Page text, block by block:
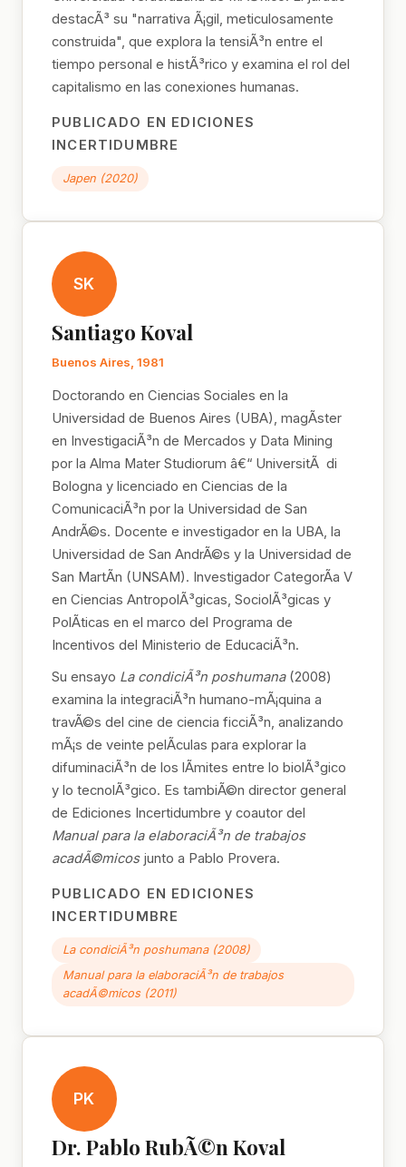
destacÃ³ su "narrativa Ã¡gil, meticulosamente
construida", que explora la tensiÃ³n entre el
tiempo personal e histÃ³rico y examina el rol del
capitalismo en las conexiones humanas.
PUBLICADO EN EDICIONES
INCERTIDUMBRE
Japen (2020)
SK
Santiago Koval
Buenos Aires, 1981
Doctorando en Ciencias Sociales en la
Universidad de Buenos Aires (UBA), magÃ­ster
en InvestigaciÃ³n de Mercados y Data Mining
por la Alma Mater Studiorum â€“ UniversitÃ di
Bologna y licenciado en Ciencias de la
ComunicaciÃ³n por la Universidad de San
AndrÃ©s. Docente e investigador en la UBA, la
Universidad de San AndrÃ©s y la Universidad de
San MartÃ­n (UNSAM). Investigador CategorÃ­a V
en Ciencias AntropolÃ³gicas, SociolÃ³gicas y
PolÃ­ticas en el marco del Programa de
Incentivos del Ministerio de EducaciÃ³n.
Su ensayo La condiciÃ³n poshumana(2008)
examina la integraciÃ³n humano-mÃ¡quina a
travÃ©s del cine de ciencia ficciÃ³n, analizando
mÃ¡s de veinte pelÃ­culas para explorar la
difuminaciÃ³n de los lÃ­mites entre lo biolÃ³gico
y lo tecnolÃ³gico. Es tambiÃ©n director general
de Ediciones Incertidumbre y coautor del
Manual para la elaboraciÃ³n de trabajos
acadÃ©micosjunto a Pablo Provera.
PUBLICADO EN EDICIONES
INCERTIDUMBRE
La condiciÃ³n poshumana (2008)
Manual para la elaboraciÃ³n de trabajos
acadÃ©micos (2011)
PK
Dr. Pablo RubÃ©n Koval